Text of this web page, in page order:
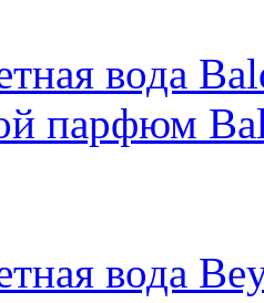
вода
парфюм
вода